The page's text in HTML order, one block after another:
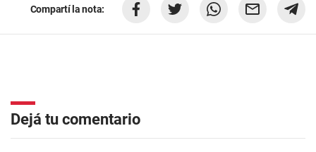
Compartí la nota:
Dejá tu comentario